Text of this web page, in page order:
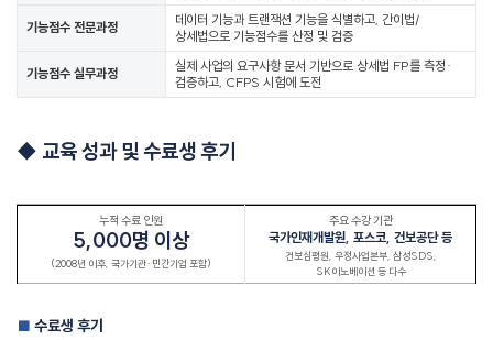
기능점수 전문과정 데이터 기능과 트랜잭션 기능을 식별하고, 간이법/
상세법으로 기능점수를 산정 및 검증
기능점수 실무과정 실제 사업의 요구사항 문서 기반으로 상세법 FP를 측정 ·
검증하고, CFPS 시험에 도전
◆ 교육 성과 및 수료생 후기
누적 수료 인원
5,000명 이상
(2008년 이후 국가기관· 민간기업 포함)
주요 수강 기관
국가인재개발원, 포스코, 건보공단 등
건보심평원 우정사업본부, 삼성SDS,
SK이노베이션 등 다수
■ 수료생 후기